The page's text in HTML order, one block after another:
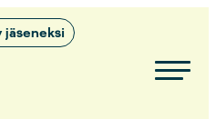
jäseneksi